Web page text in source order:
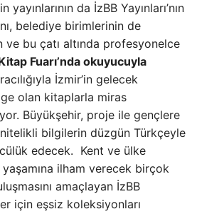
da İzBB Yayınları’nın
belediye birimlerinin de
ve bu çatı altında profesyonelce
Fuarı’nda okuyucuyla
İzmir’in gelecek
olan kitaplarla miras
Büyükşehir, proje ile gençlere
bilgilerin düzgün Türkçeyle
edecek. Kent ve ülke
ilham verecek birçok
amaçlayan İzBB
için eşsiz koleksiyonları